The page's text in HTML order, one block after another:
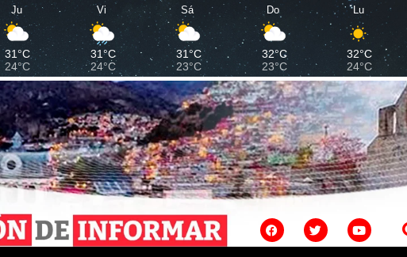
Ju
31°C
24°C
Vi
31°C
24°C
Sá
31°C
23°C
Do
32°C
23°C
Lu
32°C
24°C